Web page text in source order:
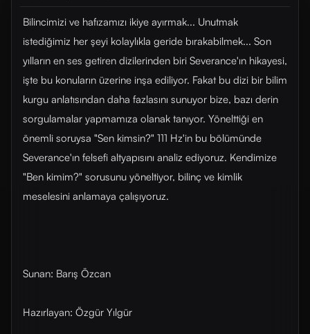
Bilincimizi ve hafızamızı ikiye ayırmak... Unutmak
istediğimiz her şeyi kolaylıkla geride bırakabilmek... Son
yılların en ses getiren dizilerinden biri Severance'ın hikayesi,
işte bu konuların üzerine inşa ediliyor. Fakat bu dizi bir bilim
kurgu anlatısından daha fazlasını sunuyor bize, bazı derin
sorgulamalar yapmamıza olanak tanıyor. Yönelttiği en
önemli soruysa "Sen kimsin?" 111 Hz'in bu bölümünde
Severance'ın felsefi altyapısını analiz ediyoruz. Kendimize
"Ben kimim?" sorusunu yöneltiyor, bilinç ve kimlik
meselesini anlamaya çalışıyoruz.
Sunan: Barış Özcan
Hazırlayan: Özgür Yılgür